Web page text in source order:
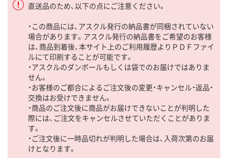
直送品のため、以下の点にご注意ください。
・この商品には、アスクル発行の納品書が同梱されていない
場合があります。アスクル発行の納品書をご希望のお客様
は、商品到着後、本サイト上のご利用履歴よりＰＤＦファイ
ルにて印刷することが可能です。
・アスクルのダンボールもしくは袋でのお届けではありま
せん。
・お客様のご都合によるご注文後の変更・キャンセル・返品・
交換はお受けできません。
・商品のご注文後に商品がお届けできないことが判明した
際には、ご注文をキャンセルさせていただくことがありま
す。
・ご注文後に一時品切れが判明した場合は、入荷次第のお届
けとなります。